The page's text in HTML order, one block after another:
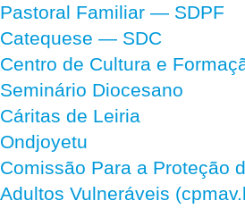
Pastoral Familiar — SDPF
Catequese — SDC
Centro de Cultura e
Seminário Diocesano
Cáritas de Leiria
Ondjoyetu
Comissão Para a Proteção
Adultos Vulneráveis